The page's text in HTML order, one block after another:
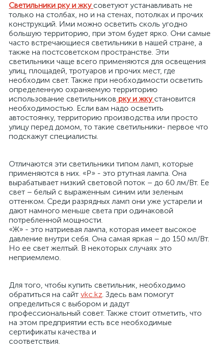
Светильники рку и жку советуют устанавливать не
только на столбах, но и на стенах, потолках и прочих
конструкций. Ими можно осветить сколь угодно
большую территорию, при этом будет ярко. Они самые
часто встречающиеся светильники в нашей стране, а
также на постсоветском пространстве. Эти
светильники чаще всего применяются для освещения
улиц, площадей, тротуаров и прочих мест, где
необходим свет. Также при необходимости осветить
определенную охраняемую территорию
использование светильников рку и жку становится
необходимостью. Если вам надо осветить
автостоянку, территорию производства или просто
улицу перед домом, то такие светильники- первое что
подскажут специалисты.
Отличаются эти светильники типом ламп, которые
применяются в них. «Р» - это ртутная лампа. Она
вырабатывает низкий световой поток – до 60 лм/Вт. Ее
свет – белый с выраженным синим или зеленым
оттенком. Среди разрядных ламп они уже устарели и
дают намного меньше света при одинаковой
потребленной мощности.
«Ж» - это натриевая лампа, которая имеет высокое
давление внутри себя. Она самая яркая – до 150 мл/Вт.
Но ее свет желтый. В некоторых случаях это
неприемлемо.
Для того, чтобы купить светильник, необходимо
обратиться на сайт vkc.kz. Здесь вам помогут
определиться с выбором и дадут
профессиональный совет. Также стоит отметить, что
на этом предприятии есть все необходимые
сертификаты качества и
соответствия.